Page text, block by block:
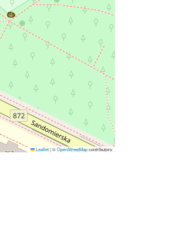
Leaflet|©OpenStreetMapcontributors